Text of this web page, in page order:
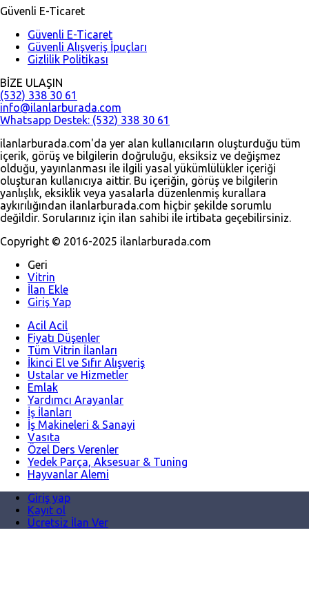
Güvenli E-Ticaret
Güvenli E-Ticaret
Güvenli Alışveriş İpuçları
Gizlilik Politikası
BİZE ULAŞIN
(532) 338 30 61
info@ilanlarburada.com
Whatsapp Destek: (532) 338 30 61
ilanlarburada.com'da yer alan kullanıcıların oluşturduğu tüm
içerik, görüş ve bilgilerin doğruluğu, eksiksiz ve değişmez
olduğu, yayınlanması ile ilgili yasal yükümlülükler içeriği
oluşturan kullanıcıya aittir. Bu içeriğin, görüş ve bilgilerin
yanlışlık, eksiklik veya yasalarla düzenlenmiş kurallara
aykırılığından ilanlarburada.com hiçbir şekilde sorumlu
değildir. Sorularınız için ilan sahibi ile irtibata geçebilirsiniz.
Copyright © 2016-2025 ilanlarburada.com
Geri
Vitrin
İlan Ekle
Giriş Yap
Acil Acil
Fiyatı Düşenler
Tüm Vitrin İlanları
İkinci El ve Sıfır Alışveriş
Ustalar ve Hizmetler
Emlak
Yardımcı Arayanlar
İş İlanları
İş Makineleri & Sanayi
Vasıta
Özel Ders Verenler
Yedek Parça, Aksesuar & Tuning
Hayvanlar Alemi
Giriş yap
Kayıt ol
Ücretsiz İlan Ver